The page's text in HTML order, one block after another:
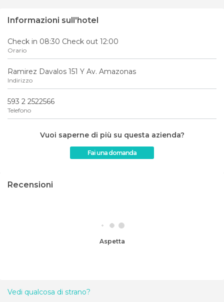
Informazioni sull'hotel
Check in 08:30 Check out 12:00
Orario
Ramirez Davalos 151 Y Av. Amazonas
Indirizzo
593 2 2522566
Telefono
Vuoi saperne di più su questa azienda?
Fai una domanda
Recensioni
Aspetta
Vedi qualcosa di strano?